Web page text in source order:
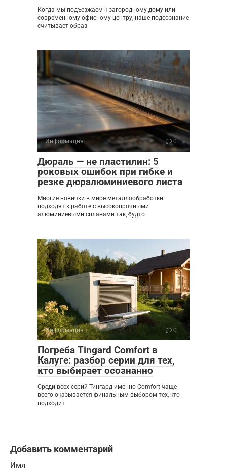
Когда мы подъезжаем к загородному дому или
современному офисному центру, наше подсознание
считывает образ
Информация 0
Дюраль — не пластилин: 5
роковых ошибок при гибке и
резке дюралюминиевого листа
Многие новички в мире металлообработки
подходят к работе с высокопрочными
алюминиевыми сплавами так, будто
Информация 0
Погреба Tingard Comfort в
Калуге: разбор серии для тех,
кто выбирает осознанно
Среди всех серий Тингард именно Comfort чаще
всего оказывается финальным выбором тех, кто
подходит
Добавить комментарий
Имя